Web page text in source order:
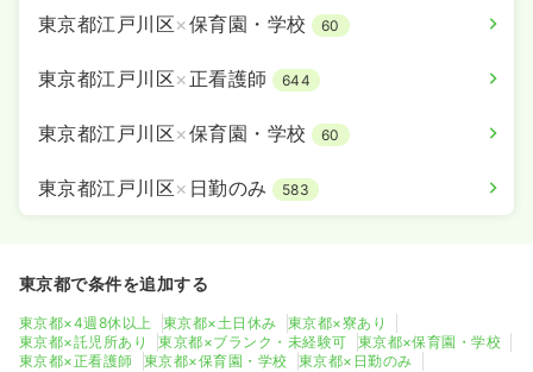
東京都江戸川区×保育園・学校 60
東京都江戸川区× 正看護師 644
東京都江戸川区×保育園・学校 60
東京都江戸川区× 日勤のみ 583
東京都で条件を追加する
東京都×4週8休以上 東京都×土日休み
東京都×寮あり
東京都×託児所あり
東京都×ブランク・未経験可
東京都×保育園・学校
東京都×正看護師
東京都×保育園・学校 東京都×日勤のみ